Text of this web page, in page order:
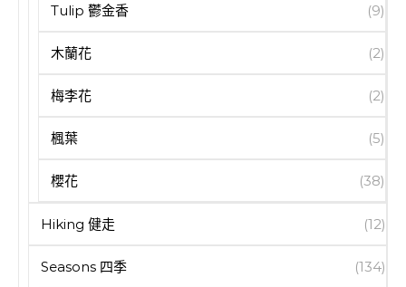
Tulip 鬱金香 (9)
木蘭花 (2)
梅李花 (2)
楓葉 (5)
櫻花 (38)
Hiking 健走 (12)
Seasons 四季 (134)